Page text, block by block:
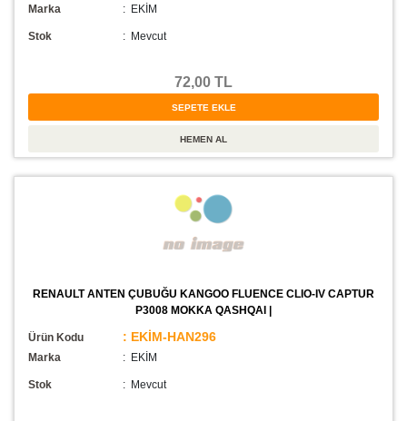
Marka : EKİM
Stok : Mevcut
72,00 TL
RENAULT ANTEN ÇUBUĞU KANGOO FLUENCE CLIO-IV CAPTUR
P3008 MOKKA QASHQAI |
Ürün Kodu : EKİM-HAN296
Marka : EKİM
Stok : Mevcut